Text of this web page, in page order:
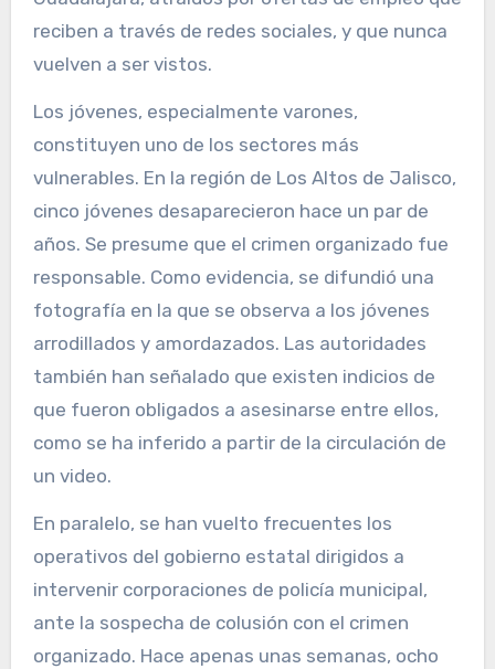
reciben a través de redes sociales, y que nunca
vuelven a ser vistos.
Los jóvenes, especialmente varones,
constituyen uno de los sectores más
vulnerables. En la región de Los Altos de Jalisco,
cinco jóvenes desaparecieron hace un par de
años. Se presume que el crimen organizado fue
responsable. Como evidencia, se difundió una
fotografía en la que se observa a los jóvenes
arrodillados y amordazados. Las autoridades
también han señalado que existen indicios de
que fueron obligados a asesinarse entre ellos,
como se ha inferido a partir de la circulación de
un video.
En paralelo, se han vuelto frecuentes los
operativos del gobierno estatal dirigidos a
intervenir corporaciones de policía municipal,
ante la sospecha de colusión con el crimen
organizado. Hace apenas unas semanas, ocho